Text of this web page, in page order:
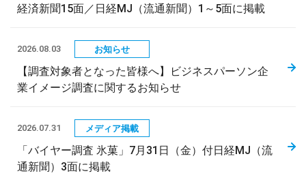
経済新聞15面／日経MJ（流通新聞）1～5面に掲載
2026.08.03 お知らせ
【調査対象者となった皆様へ】ビジネスパーソン企
業イメージ調査に関するお知らせ
2026.07.31 メディア掲載
「バイヤー調査 氷菓」7月31日（金）付日経MJ（流
通新聞）3面に掲載